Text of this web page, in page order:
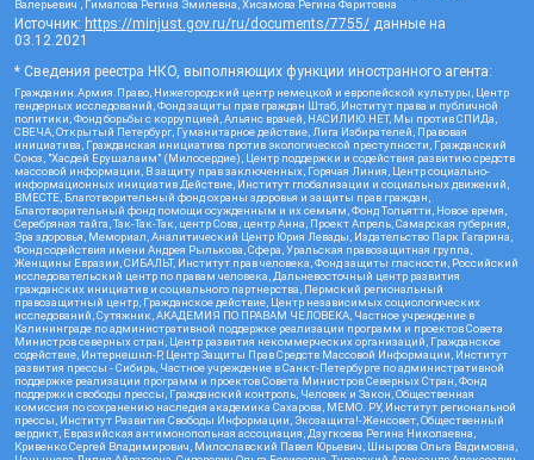
Валерьевич , Гималова Регина Эмилевна, Хисамова Регина Фаритовна
Источник: https://minjust.gov.ru/ru/documents/7755/ данные на
03.12.2021
* Сведения реестра НКО, выполняющих функции иностранного агента:
Гражданин.Армия.Право, Нижегородский центр немецкой и европейской культуры, Центр
гендерных исследований, Фонд защиты прав граждан Штаб, Институт права и публичной
политики, Фонд борьбы с коррупцией, Альянс врачей, НАСИЛИЮ.НЕТ, Мы против СПИДа,
СВЕЧА, Открытый Петербург, Гуманитарное действие, Лига Избирателей, Правовая
инициатива, Гражданская инициатива против экологической преступности, Гражданский
Союз, "Хасдей Ерушалаим" (Милосердие), Центр поддержки и содействия развитию средств
массовой информации, В защиту прав заключенных, Горячая Линия, Центр социально-
информационных инициатив Действие, Институт глобализации и социальных движений,
ВМЕСТЕ, Благотворительный фонд охраны здоровья и защиты прав граждан,
Благотворительный фонд помощи осужденным и их семьям, Фонд Тольятти, Новое время,
Серебряная тайга, Так-Так-Так, центр Сова, центр Анна, Проект Апрель, Самарская губерния,
Эра здоровья, Мемориал, Аналитический Центр Юрия Левады, Издательство Парк Гагарина,
Фонд содействия имени Андрея Рылькова, Сфера, Уральская правозащитная группа,
Женщины Евразии, СИБАЛЬТ, Институт прав человека, Фонд защиты гласности, Российский
исследовательский центр по правам человека, Дальневосточный центр развития
гражданских инициатив и социального партнерства, Пермский региональный
правозащитный центр, Гражданское действие, Центр независимых социологических
исследований, Сутяжник, АКАДЕМИЯ ПО ПРАВАМ ЧЕЛОВЕКА, Частное учреждение в
Калининграде по административной поддержке реализации программ и проектов Совета
Министров северных стран, Центр развития некоммерческих организаций, Гражданское
содействие, Интернешнл-Р, Центр Защиты Прав Средств Массовой Информации, Институт
развития прессы - Сибирь, Частное учреждение в Санкт-Петербурге по административной
поддержке реализации программ и проектов Совета Министров Северных Стран, Фонд
поддержки свободы прессы, Гражданский контроль, Человек и Закон, Общественная
комиссия по сохранению наследия академика Сахарова, МЕМО. РУ, Институт региональной
прессы, Институт Развития Свободы Информации, Экозащита!-Женсовет, Общественный
вердикт, Евразийская антимонопольная ассоциация, Дзугкоева Регина Николаевна,
Кривенко Сергей Владимирович, Милославский Павел Юрьевич, Шнырова Ольга Вадимовна,